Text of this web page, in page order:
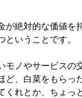
絶対的な価値を
いうことです。
ノやサービスの
、白菜をもらっ
くれとか、ちょっ